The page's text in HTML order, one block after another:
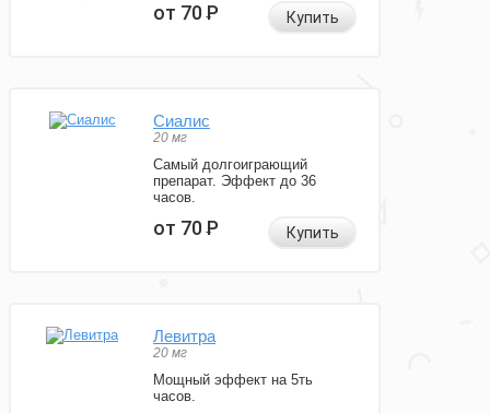
от 70Р Купить
Сиалис
20 мг
Самый долгоиграющий
препарат. Эффект до 36
часов.
от 70Р Купить
Левитра
20 мг
Мощный эффект на 5ть
часов.